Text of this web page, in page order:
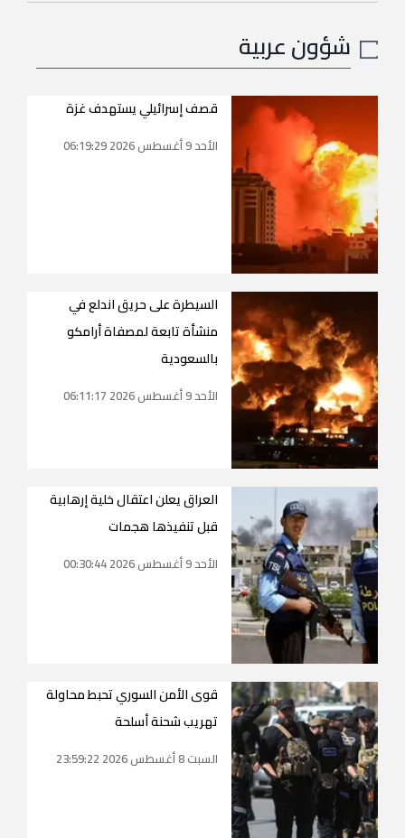
شؤون عربية
قصف إسرائيلي يستهدف غزة
الأحد 9 أغسطس 2026 06:19:29
السيطرة على حريق اندلع في
منشأة تابعة لمصفاة أرامكو
بالسعودية
الأحد 9 أغسطس 2026 06:11:17
العراق يعلن اعتقال خلية إرهابية
قبل تنفيذها هجمات
الأحد 9 أغسطس 2026 00:30:44
قوى الأمن السوري تحبط محاولة
تهريب شحنة أسلحة
السبت 8 أغسطس 2026 23:59:22